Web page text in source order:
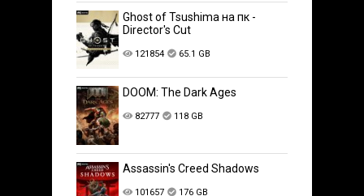
Ghost of Tsushima на пк -
Director's Cut
121854 65.1 GB
DOOM: The Dark Ages
82777 118 GB
Assassin's Creed Shadows
101657 176 GB